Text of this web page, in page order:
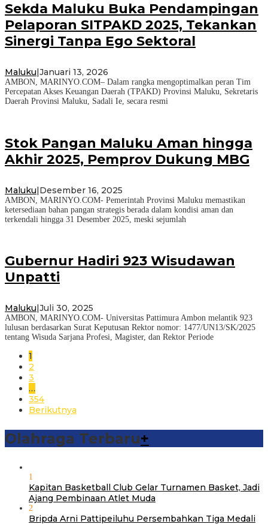
Sekda Maluku Buka Pendampingan
Pelaporan SITPAKD 2025, Tekankan
Sinergi Tanpa Ego Sektoral
Maluku Januari 13, 2026
AMBON, MARINYO.COM– Dalam rangka mengoptimalkan peran Tim
Percepatan Akses Keuangan Daerah (TPAKD) Provinsi Maluku, Sekretaris
Daerah Provinsi Maluku, Sadali Ie, secara resmi
Stok Pangan Maluku Aman hingga
Akhir 2025, Pemprov Dukung MBG
Maluku|Desember 16, 2025
AMBON, MARINYO.COM- Pemerintah Provinsi Maluku memastikan
ketersediaan bahan pangan strategis berada dalam kondisi aman dan
terkendali hingga 31 Desember 2025, meski sejumlah
Gubernur Hadiri 923 Wisudawan
Unpatti
Maluku Juli 30, 2025
AMBON, MARINYO.COM- Universitas Pattimura Ambon melantik 923
lulusan berdasarkan Surat Keputusan Rektor nomor: 1477/UN13/SK/2025
tentang Wisuda Sarjana Profesi, Magister, dan Rektor Periode
1
2
3
…
354
Berikutnya
Olahraga Terbaru+
1
Kapitan Basketball Club Gelar Turnamen Basket, Jadi
Ajang Pembinaan Atlet Muda
2
Bripda Arni Pattipeiluhu Persembahkan Tiga Medali